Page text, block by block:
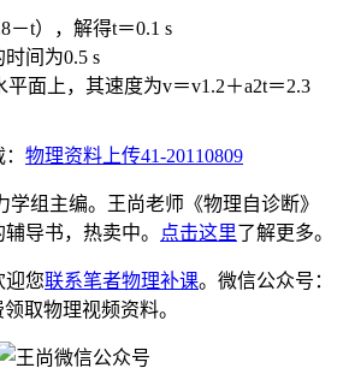
－t），解得t＝0.1 s
间为0.5 s
平面上，其速度为v＝v1.2＋a2t＝2.3
物理资料上传41-20110809
学组主编。王尚老师《物理自诊断》
导书，热卖中。
点击这里了解更多。
迎您联系笔者物理补课。微信公众号：
取物理视频资料。